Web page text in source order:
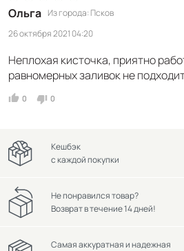
Ольга Из города Псков
26 октября 2021 04:20
Неплохая кисточка, приятно
равномерных заливок не
0 0
Кешбэк
с каждой покупки
Не понравился товар?
Возврат в течение 14 дней!
Самая аккуратная и надежная